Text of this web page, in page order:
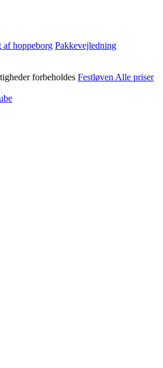
hoppeborg Pakkevejledning
forbeholdes Festløven Alle priser